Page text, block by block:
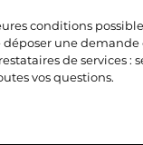
conditions
une demande
de services :
vos questions.